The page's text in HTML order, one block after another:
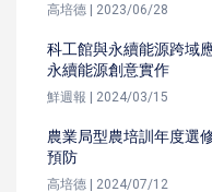
高培德 | 2023/06/28
科工館與永續能源跨域
永續能源創意實作
鮮週報 | 2024/03/15
農業局型農培訓年度選
預防
高培德 | 2024/07/12